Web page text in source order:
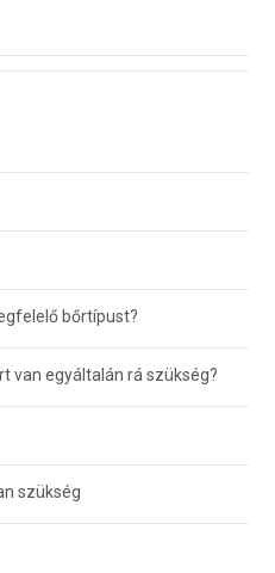
bőrtípust?
van egyáltalán rá szükség?
szükség